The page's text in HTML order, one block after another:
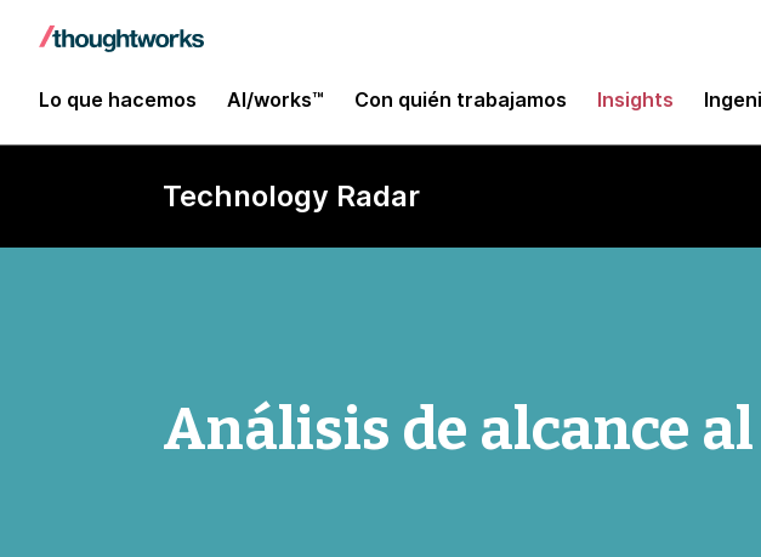
Lo que hacemos AI/works™ Con quién trabajamos Insights
Technology Radar
Análisis de alcance